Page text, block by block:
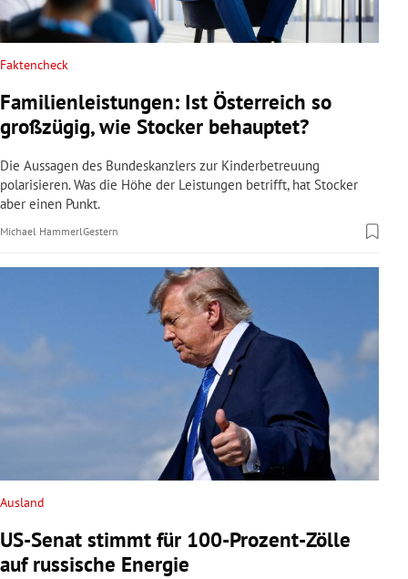
Untermenü
Faktencheck
Familienleistungen: Ist Österreich so
großzügig, wie Stocker behauptet?
Die Aussagen des Bundeskanzlers zur Kinderbetreuung
polarisieren. Was die Höhe der Leistungen betrifft, hat Stocker
aber einen Punkt.
Michael HammerlGestern
Ausland
US-Senat stimmt für 100-Prozent-Zölle
auf russische Energie